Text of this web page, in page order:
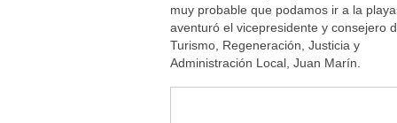
muy probable que podamos ir a la
aventuró el vicepresidente y consejero
Turismo, Regeneración, Justicia y
Administración Local, Juan Marín.